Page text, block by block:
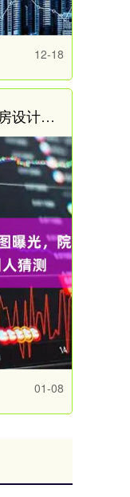
12-18
宝龙配资 全红婵第二套房设计图曝光，院子划开大伯家界限，内幕引人猜测
01-08